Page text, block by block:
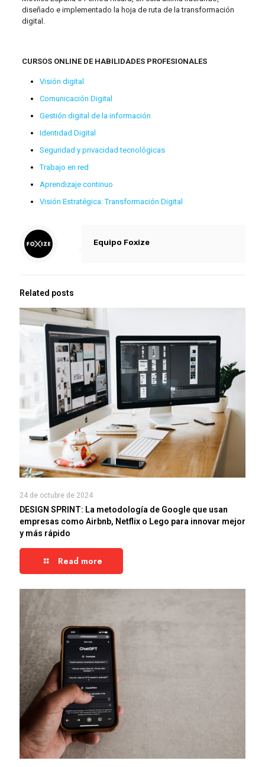
diseñado e implementado la hoja de ruta de la transformación
digital.
CURSOS ONLINE DE HABILIDADES PROFESIONALES
Visión digital
Comunicación Digital
Gestión digital de la información
Identidad Digital
Seguridad y privacidad tecnológicas
Trabajo en red
Aprendizaje continuo
Visión Estratégica: Transformación Digital
Equipo Foxize
Related posts
24 de octubre de 2024
DESIGN SPRINT: La metodología de Google que usan
empresas como Airbnb, Netflix o Lego para innovar mejor
y más rápido
Read more